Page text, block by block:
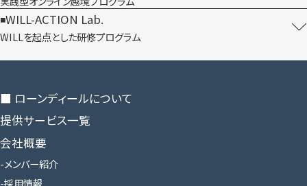
WILL-ACTION Lab.
WILLを​起点とした​研修プログラム
■ ローンディールに​ついて
提供サービス一覧
会社概要
メンバー紹介